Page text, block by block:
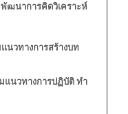
พัฒนาการคิดวิเคราะห์
นวทางการสร้างบท
แนวทางการปฏิบัติ ทำ